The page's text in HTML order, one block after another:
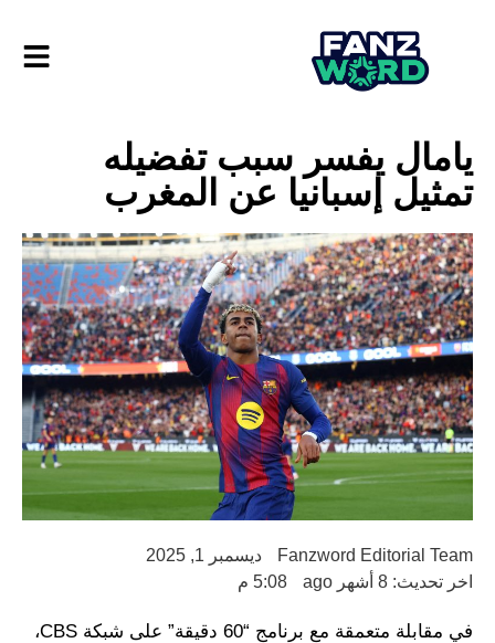
يامال يفسر سبب تفضيله
تمثيل إسبانيا عن المغرب
Fanzword Editorial Team
ديسمبر 1, 2025
اخر تحديث: 8 أشهر ago
5:08 م
في مقابلة متعمقة مع برنامج “60 دقيقة” على شبكة CBS،